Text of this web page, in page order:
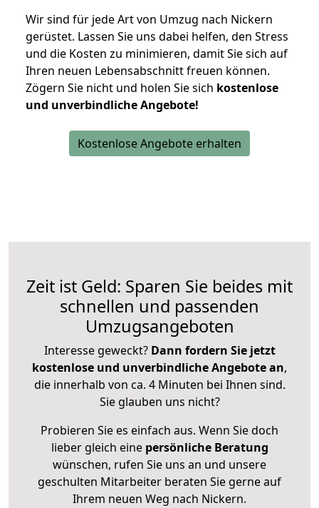
Wir sind für jede Art von Umzug nach Nickern
gerüstet. Lassen Sie uns dabei helfen, den Stress
und die Kosten zu minimieren, damit Sie sich auf
Ihren neuen Lebensabschnitt freuen können.
Zögern Sie nicht und holen Sie sich kostenlose
und unverbindliche Angebote!
Kostenlose Angebote erhalten
Zeit ist Geld: Sparen Sie beides mit
schnellen und passenden
Umzugsangeboten
Interesse geweckt? Dann fordern Sie jetzt
kostenlose und unverbindliche Angebote an,
die innerhalb von ca. 4 Minuten bei Ihnen sind.
Sie glauben uns nicht?
Probieren Sie es einfach aus. Wenn Sie doch
lieber gleich eine persönliche Beratung
wünschen, rufen Sie uns an und unsere
geschulten Mitarbeiter beraten Sie gerne auf
Ihrem neuen Weg nach Nickern.